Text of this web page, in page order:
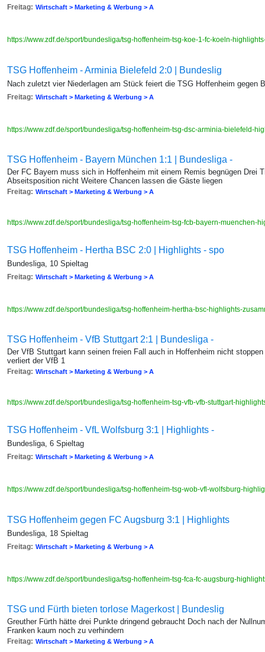
Freitag: Wirtschaft > Marketing & Werbung > A
https://www.zdf.de/sport/bundesliga/tsg-hoffenheim-tsg-koe-1-fc-koeln-
TSG Hoffenheim - Arminia Bielefeld 2:0 | Bundeslig
Nach zuletzt vier Niederlagen am Stück feiert die TSG Hoffenheim gegen
Freitag: Wirtschaft > Marketing & Werbung > A
https://www.zdf.de/sport/bundesliga/tsg-hoffenheim-tsg-dsc-arminia-bielefeld-
TSG Hoffenheim - Bayern München 1:1 | Bundesliga -
Der FC Bayern muss sich in Hoffenheim mit einem Remis begnügen Drei
Abseitsposition nicht Weitere Chancen lassen die Gäste liegen
Freitag: Wirtschaft > Marketing & Werbung > A
https://www.zdf.de/sport/bundesliga/tsg-hoffenheim-tsg-fcb-bayern-muenchen-
TSG Hoffenheim - Hertha BSC 2:0 | Highlights - spo
Bundesliga, 10 Spieltag
Freitag: Wirtschaft > Marketing & Werbung > A
https://www.zdf.de/sport/bundesliga/tsg-hoffenheim-hertha-bsc-highlights-
TSG Hoffenheim - VfB Stuttgart 2:1 | Bundesliga -
Der VfB Stuttgart kann seinen freien Fall auch in Hoffenheim nicht
verliert der VfB 1
Freitag: Wirtschaft > Marketing & Werbung > A
https://www.zdf.de/sport/bundesliga/tsg-hoffenheim-tsg-vfb-vfb-stuttgart-
TSG Hoffenheim - VfL Wolfsburg 3:1 | Highlights -
Bundesliga, 6 Spieltag
Freitag: Wirtschaft > Marketing & Werbung > A
https://www.zdf.de/sport/bundesliga/tsg-hoffenheim-tsg-wob-vfl-wolfsburg-
TSG Hoffenheim gegen FC Augsburg 3:1 | Highlights
Bundesliga, 18 Spieltag
Freitag: Wirtschaft > Marketing & Werbung > A
https://www.zdf.de/sport/bundesliga/tsg-hoffenheim-tsg-fca-fc-augsburg-
TSG und Fürth bieten torlose Magerkost | Bundeslig
Greuther Fürth hätte drei Punkte dringend gebraucht Doch nach der
Franken kaum noch zu verhindern
Freitag: Wirtschaft > Marketing & Werbung > A